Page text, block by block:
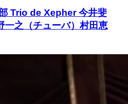
Trio de Xepher 今井斐
一之（チューバ）村田恵